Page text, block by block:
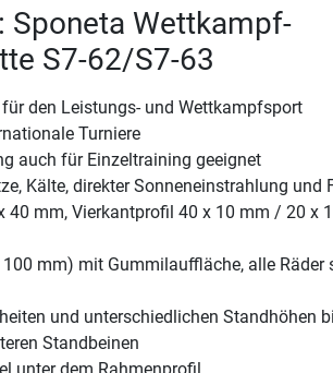
Sponeta Wettkampf-
S7-62/S7-63
den Leistungs- und Wettkampfsport
Turniere
auch für Einzeltraining geeignet
Kälte, direkter Sonneneinstrahlung und
40 mm, Vierkantprofil 40 x 10 mm / 20 x
mm) mit Gummilauffläche, alle Räder
und unterschiedlichen Standhöhen
Standbeinen